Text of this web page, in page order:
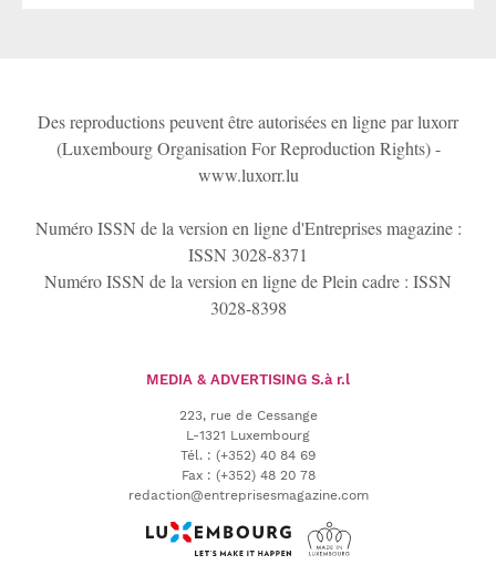
Des reproductions peuvent être autorisées en ligne par luxorr
(Luxembourg Organisation For Reproduction Rights) -
www.luxorr.lu
Numéro ISSN de la version en ligne d'Entreprises magazine :
ISSN 3028-8371
Numéro ISSN de la version en ligne de Plein cadre : ISSN
3028-8398
MEDIA & ADVERTISING S.à r.l
223, rue de Cessange
L-1321 Luxembourg
Tél. : (+352) 40 84 69
Fax : (+352) 48 20 78
redaction@entreprisesmagazine.com